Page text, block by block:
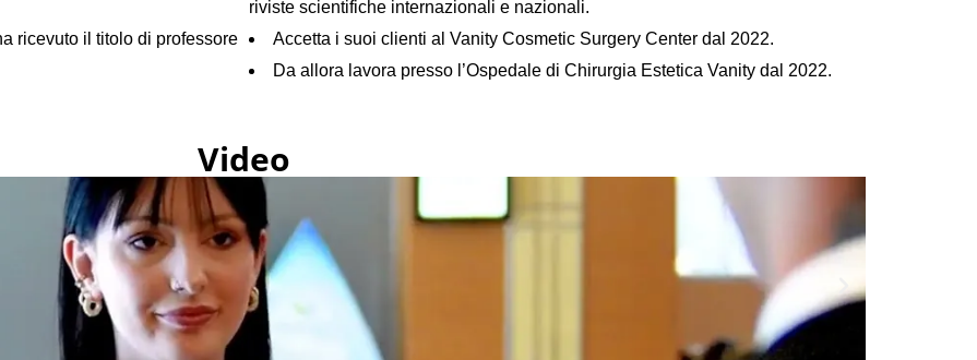
ricevuto il titolo di professore
riviste scientifiche internazionali e nazionali.
Accetta i suoi clienti al Vanity Cosmetic Surgery Center dal 2022.
Da allora lavora presso l’Ospedale di Chirurgia Estetica Vanity dal 2022.
Video